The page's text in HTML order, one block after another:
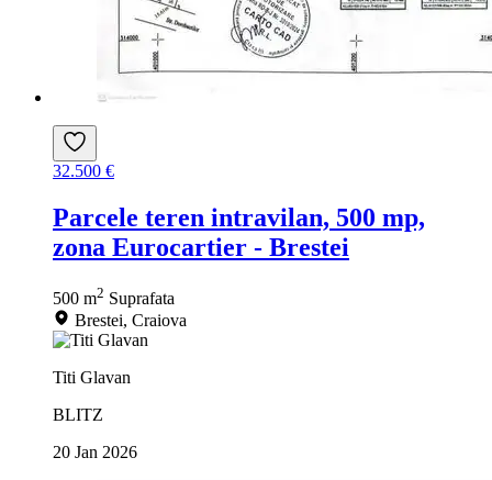
32.500 €
Parcele teren intravilan, 500 mp,
zona Eurocartier - Brestei
500 m2 Suprafata
Brestei, Craiova
Titi Glavan
BLITZ
20 Jan 2026